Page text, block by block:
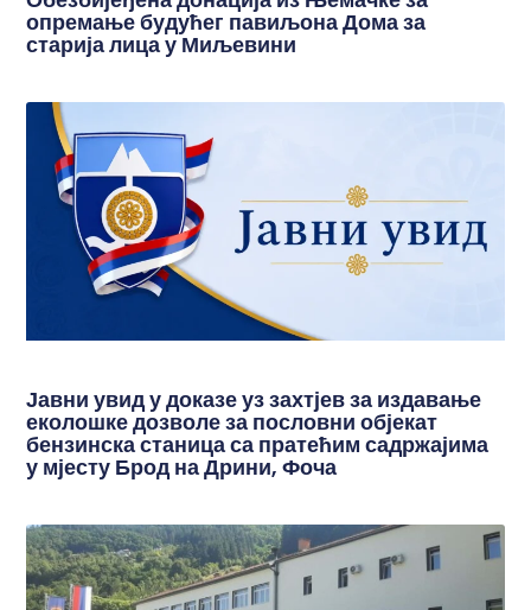
опремање будућег павиљона Дома за
старија лица у Миљевини
Јавни увид у доказе уз захтјев за издавање
еколошке дозволе за пословни објекат
бензинска станица са пратећим садржајима
у мјесту Брод на Дрини, Фоча